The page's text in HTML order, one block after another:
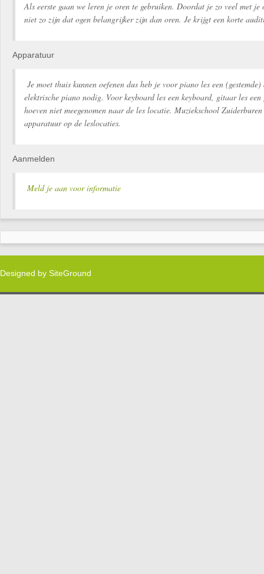
Als eerste gaan we leren je oren te gebruiken. Doordat je zo veel met je
niet zo zijn dat ogen belangrijker zijn dan oren. Je krijgt een korte
Apparatuur
Je moet thuis kunnen oefenen dus heb je voor piano les een (gestemde)
elektrische piano nodig. Voor keyboard les een keyboard, gitaar les
hoeven niet meegenomen naar de les locatie. Muziekschool
apparatuur op de leslocaties.
Aanmelden
Meld je aan voor informatie
Designed by SiteGround